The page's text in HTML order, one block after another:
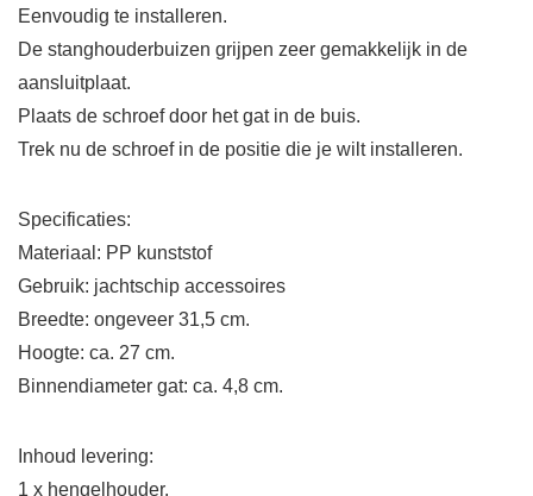
Eenvoudig te installeren.
De stanghouderbuizen grijpen zeer gemakkelijk in de
aansluitplaat.
Plaats de schroef door het gat in de buis.
Trek nu de schroef in de positie die je wilt installeren.
Specificaties:
Materiaal: PP kunststof
Gebruik: jachtschip accessoires
Breedte: ongeveer 31,5 cm.
Hoogte: ca. 27 cm.
Binnendiameter gat: ca. 4,8 cm.
Inhoud levering:
1 x hengelhouder.